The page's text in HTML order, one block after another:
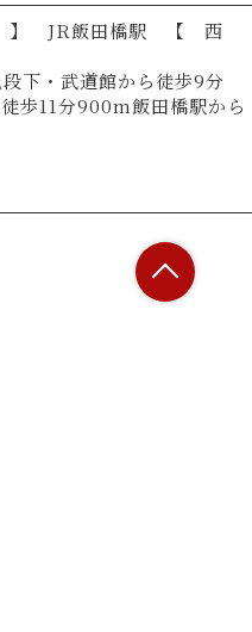
】 JR飯田橋駅 【 西
下・武道館から徒歩9分
歩11分900m飯田橋駅から